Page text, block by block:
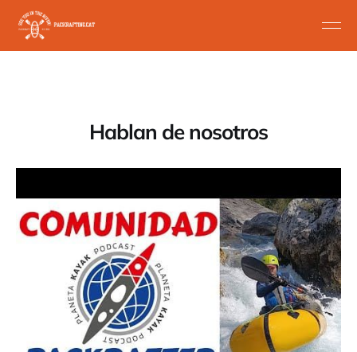
Hablan de nosotros